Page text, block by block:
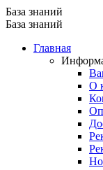
База знаний
База знаний
Главная
О